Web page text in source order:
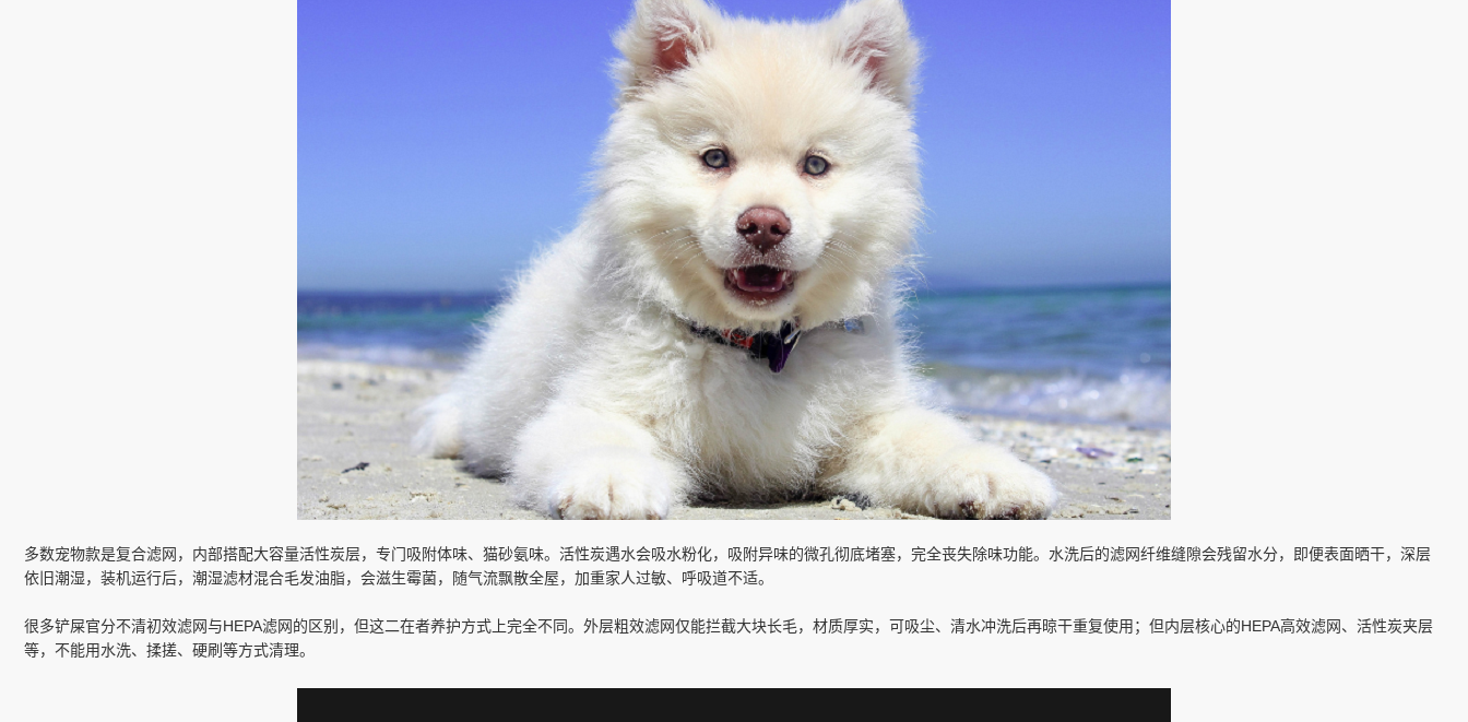
多数宠物款是复合滤网，内部搭配大容量活性炭层，专门吸附体味、猫砂氨味。活性炭遇水会吸水粉化，吸附异味的微孔彻底堵塞，完全丧失除味功能。水洗后的滤网纤维缝隙会残留水分，即便表面晒干，深层
依旧潮湿，装机运行后，潮湿滤材混合毛发油脂，会滋生霉菌，随气流飘散全屋，加重家人过敏、呼吸道不适。
很多铲屎官分不清初效滤网与HEPA滤网的区别，但这二在者养护方式上完全不同。外层粗效滤网仅能拦截大块长毛，材质厚实，可吸尘、清水冲洗后再晾干重复使用；但内层核心的HEPA高效滤网、活性炭夹层
等，不能用水洗、揉搓、硬刷等方式清理。